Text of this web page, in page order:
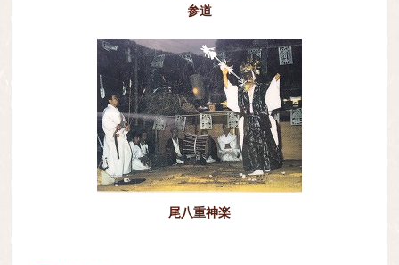
参道
尾八重神楽